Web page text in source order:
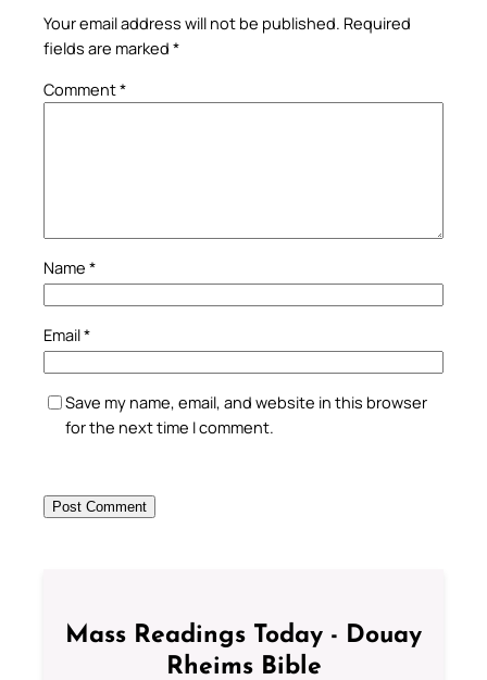
Your email address will not be published. Required
fields are marked *
Comment*
Name *
Email*
Save my name, email, and website in this browser
for the next time I comment.
Mass Readings Today - Douay
Rheims Bible